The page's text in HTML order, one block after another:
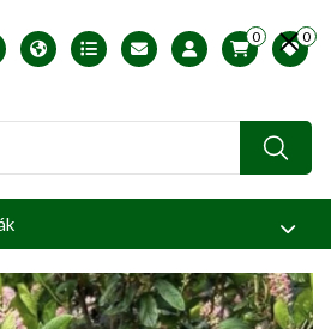
version
Télállósági zónák
Nyomtatható ABC árjegyzék
Profilom
0 0